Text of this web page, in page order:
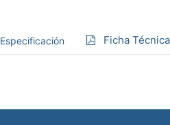
Especificación Ficha Técnica